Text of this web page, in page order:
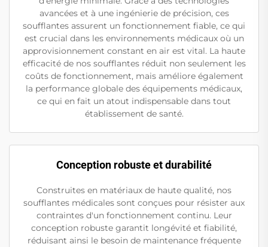
avancées et à une ingénierie de précision, ces
soufflantes assurent un fonctionnement fiable, ce qui
est crucial dans les environnements médicaux où un
approvisionnement constant en air est vital. La haute
efficacité de nos soufflantes réduit non seulement les
coûts de fonctionnement, mais améliore également
la performance globale des équipements médicaux,
ce qui en fait un atout indispensable dans tout
établissement de santé.
Conception robuste et durabilité
Construites en matériaux de haute qualité, nos
soufflantes médicales sont conçues pour résister aux
contraintes d'un fonctionnement continu. Leur
conception robuste garantit longévité et fiabilité,
réduisant ainsi le besoin de maintenance fréquente